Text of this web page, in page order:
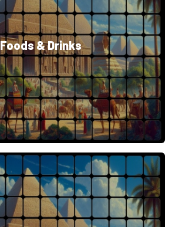
Foods & Drinks